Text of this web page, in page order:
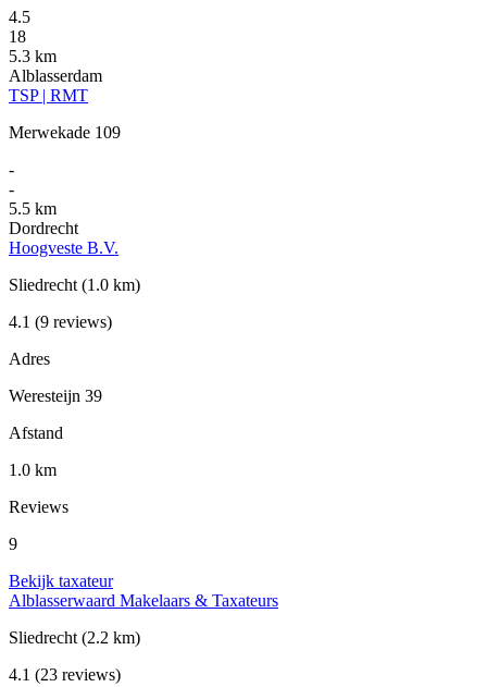
4.5
18
5.3 km
Alblasserdam
TSP | RMT
Merwekade 109
-
-
5.5 km
Dordrecht
Hoogveste B.V.
Sliedrecht (1.0 km)
4.1 (9 reviews)
Adres
Weresteijn 39
Afstand
1.0 km
Reviews
9
Bekijk taxateur
Alblasserwaard Makelaars & Taxateurs
Sliedrecht (2.2 km)
4.1 (23 reviews)